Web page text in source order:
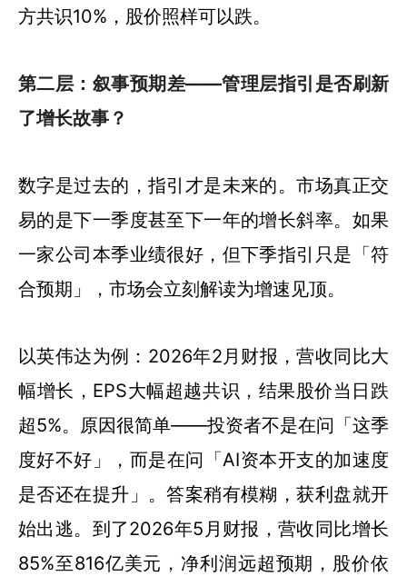
方共识10%，股价照样可以跌。
第二层：叙事预期差——管理层指引是否刷新
了增长故事？
数字是过去的，指引才是未来的。市场真正交
易的是下一季度甚至下一年的增长斜率。如果
一家公司本季业绩很好，但下季指引只是「符
合预期」，市场会立刻解读为增速见顶。
以英伟达为例：2026年2月财报，营收同比大
幅增长，EPS大幅超越共识，结果股价当日跌
超5%。原因很简单——投资者不是在问「这季
度好不好」，而是在问「AI资本开支的加速度
是否还在提升」。答案稍有模糊，获利盘就开
始出逃。到了2026年5月财报，营收同比增长
85%至816亿美元，净利润远超预期，股价依